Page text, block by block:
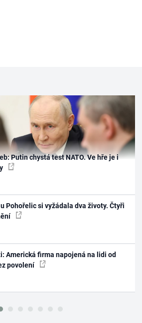
Putin chystá test NATO. Ve hře je i
Pohořelic si vyžádala dva životy. Čtyři
Americká firma napojená na lidi od
povolení